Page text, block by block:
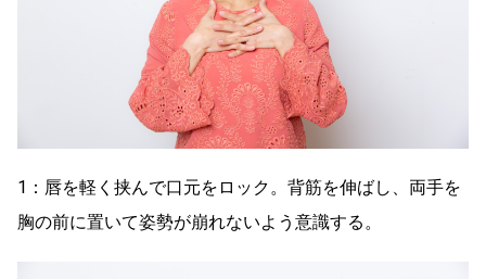
1：唇を軽く挟んで口元をロック。背筋を伸ばし、両手を
胸の前に置いて姿勢が崩れないよう意識する。